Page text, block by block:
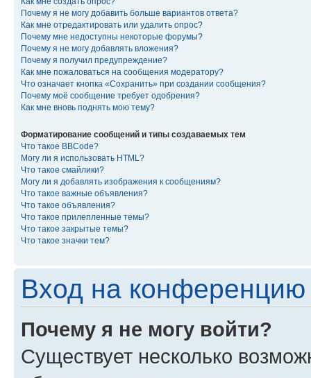
Почему я не могу добавить больше вариантов ответа?
Как мне отредактировать или удалить опрос?
Почему мне недоступны некоторые форумы?
Почему я не могу добавлять вложения?
Почему я получил предупреждение?
Как мне пожаловаться на сообщения модератору?
Что означает кнопка «Сохранить» при создании сообщения?
Почему моё сообщение требует одобрения?
Как мне вновь поднять мою тему?
Форматирование сообщений и типы создаваемых тем
Что такое BBCode?
Могу ли я использовать HTML?
Что такое смайлики?
Могу ли я добавлять изображения к сообщениям?
Что такое важные объявления?
Что такое объявления?
Что такое прилепленные темы?
Что такое закрытые темы?
Что такое значки тем?
Вход на конференцию
Почему я не могу войти?
Существует несколько